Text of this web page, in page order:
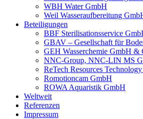
WBH Water GmbH
Weil Wasseraufbereitung
Beteiligungen
BBF Sterilisationsservice
GBAV – Gesellschaft für
GEH Wasserchemie GmbH &
NNC-Group, NNC-LIN MS
ReTech Resources
Romotioncam GmbH
ROWA Aquaristik GmbH
Weltweit
Referenzen
Impressum